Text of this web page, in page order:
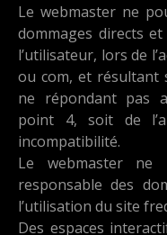
Le webmaster ne
dommages directs
l’utilisateur, lors de
ou com, et résultant
ne répondant pas
point 4, soit de
incompatibilité.
Le webmaster ne
responsable des
l’utilisation du site
Des espaces